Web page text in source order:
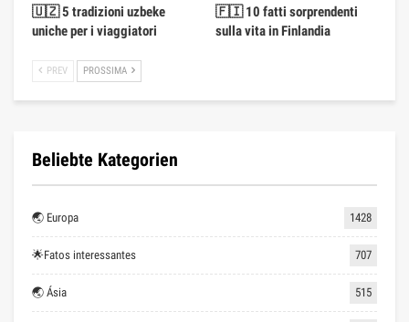
🇺🇿 5 tradizioni uzbeke
uniche per i viaggiatori
🇫🇮 10 fatti sorprendenti
sulla vita in Finlandia
PREV PROSSIMA
Beliebte Kategorien
🌏 Europa 1428
🌟Fatos interessantes 707
🌏 Ásia 515